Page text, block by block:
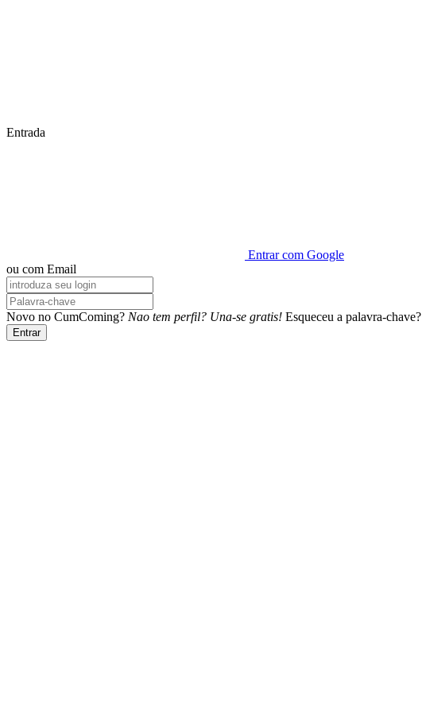
Entrada
Entrar com Google
ou com Email
Novo no CumComing? Nao tem perfil? Una-se gratis! Esqueceu a palavra-chave?